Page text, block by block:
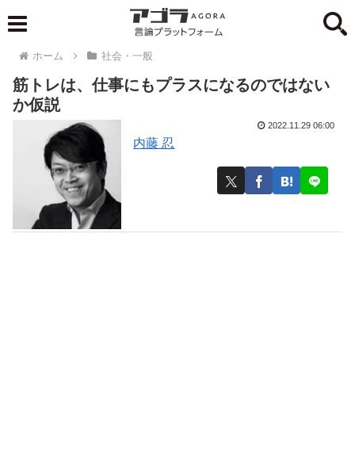
ホーム 社会・一般
筋トレは、仕事にもプラスになるのではない
か仮説
内藤 忍
2022.11.29 06:00